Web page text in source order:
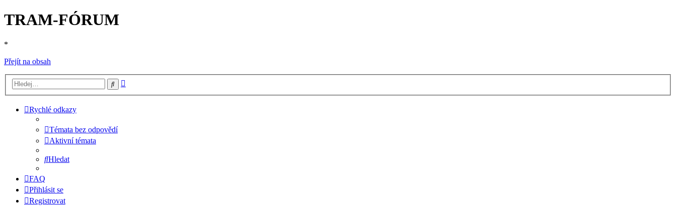
TRAM-FÓRUM
*
Přejít na obsah
Hledat
Rychlé odkazy
Témata bez odpovědí
Aktivní témata
Hledat
FAQ
Přihlásit se
Registrovat